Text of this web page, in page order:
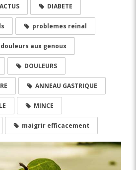
DIABETE
problemes reinal
douleurs aux genoux
DOULEURS
ANNEAU GASTRIQUE
MINCE
maigrir efficacement